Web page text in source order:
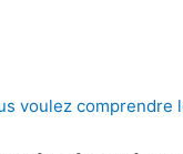
voulez